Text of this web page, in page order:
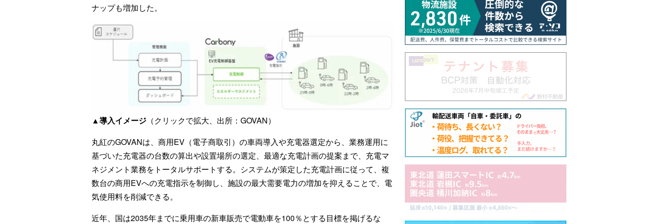
ナップも増加した。
▲導入イメージ （クリックで拡大、出所：GOVAN）
丸紅のGOVANは、商用EV（電子商取引）の車両導入や充電器選定から、業務運用に
基づいた充電器の台数の算出や設置場所の選定、最適な充電計画の提案まで、充電マ
ネジメント業務をトータルサポートする。システムが策定した充電計画に従って、複
数台の商用EVへの充電指示を制御し、施設の最大需要電力の増加を抑えることで、電
気使用料を削減できる。
近年、国は2035年までに乗用車の新車販売で電動車を100％とする目標を掲げるな